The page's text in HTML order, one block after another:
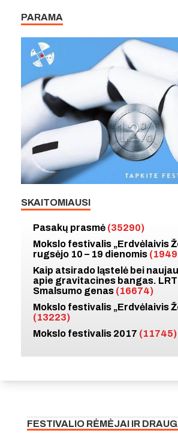
PARAMA
SKAITOMIAUSI
Pasakų prasmė (35290)
Mokslo festivalis „Erdvėlaivis
rugsėjo 10 – 19 dienomis
Kaip atsirado ląstelė bei
apie gravitacines bangas.
Smalsumo genas (16674)
Mokslo festivalis „Erdvėlaivis
(13223)
Mokslo festivalis 2017 (11745)
FESTIVALIO RĖMĖJAI IR